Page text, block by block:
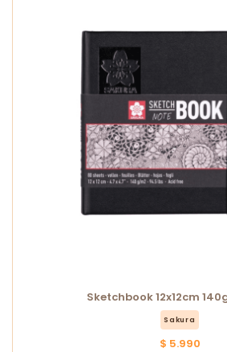
Sketchbook 12x12cm
Sakura
$ 5.990